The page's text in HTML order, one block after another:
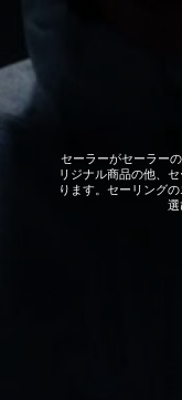
セーラーがセーラー
リジナル商品の他、
ります。セーリング
選